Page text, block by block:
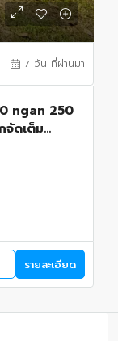
7 วัน ที่ผ่านมา
ngan 250
จัดเต็ม
รายละเอียด